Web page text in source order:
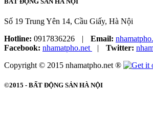
Số 19 Trung Yên 14, Cầu Giấy, Hà Nội
Hotline: 0917836226 | Email:
Facebook: nhamatpho.net | Twitter:
Copyright © 2015 nhamatpho.net ®
©2015 - BẤT ĐỘNG SẢN HÀ NỘI